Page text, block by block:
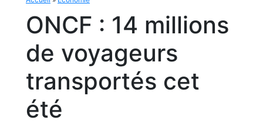
ONCF : 14 millions
de voyageurs
transportés cet
été